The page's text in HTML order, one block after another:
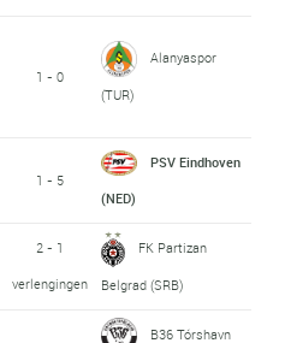
1 - 0
Alanyaspor
(TUR)
1 - 5
PSV Eindhoven
(NED)
2 - 1
verlengingen
FK Partizan
Belgrad (SRB)
B36 Tórshavn